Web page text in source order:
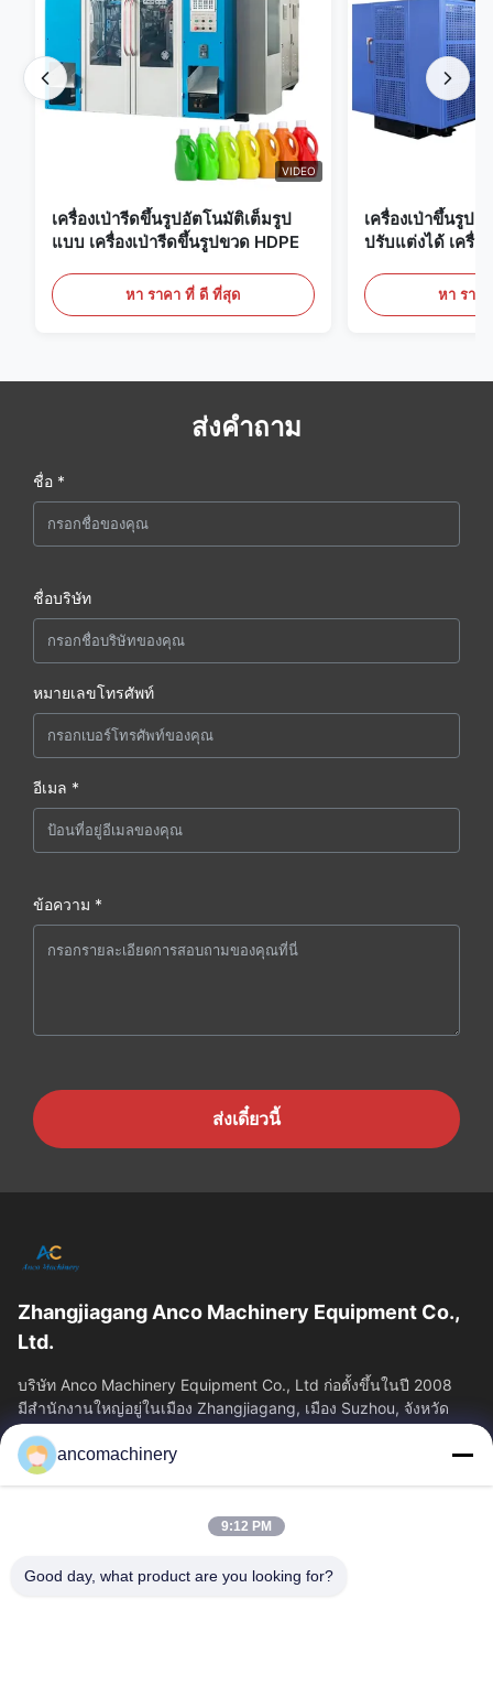
VIDEO
เครื่องเป่ารีดขึ้นรูปอัตโนมัติเต็มรูป
แบบ เครื่องเป่ารีดขึ้นรูปขวด HDPE
หา ราคา ที่ ดี ที่สุด
เครื่องเป่าขึ้นรูป
ปรับแต่งได้ เครื่อ
หา ราค
ส่งคำถาม
ชื่อ *
ชื่อบริษัท
หมายเลขโทรศัพท์
อีเมล *
ข้อความ *
ส่งเดี๋ยวนี้
Zhangjiagang Anco Machinery Equipment Co.,
Ltd.
บริษัท Anco Machinery Equipment Co., Ltd ก่อตั้งขึ้นในปี 2008
มีสํานักงานใหญ่อยู่ในเมือง Zhangjiagang, เมือง Suzhou, จังหวัด
Jiangsu.
ลิงก์ด่วน
เกี่ยวกับเรา
ทัวร์โรงงาน
ควบคุมคุณภาพ
ancomachinery
9:12 PM
Good day, what product are you looking for?